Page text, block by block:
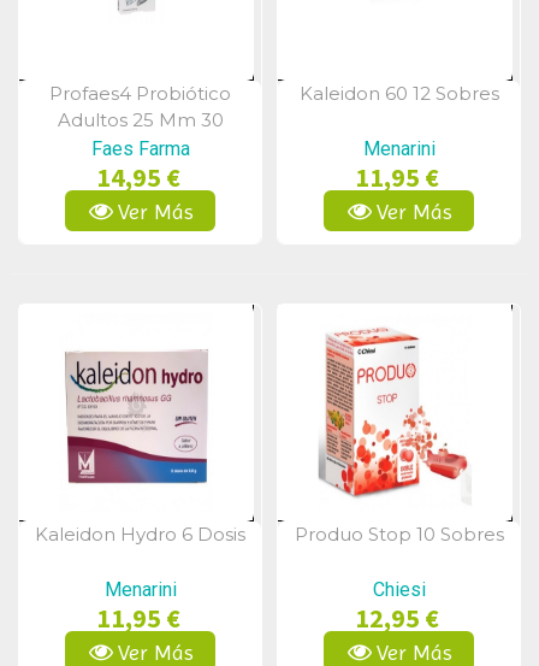
Vista Rápida
Profaes4 Probiótico
Adultos 25 Mm 30
Cápsulas
Faes Farma
14,95 €
Ver Más
Vista Rápida
Kaleidon 60 12 Sobres
Menarini
11,95 €
Ver Más
Vista Rápida
Kaleidon Hydro 6 Dosis
Menarini
11,95 €
Ver Más
Vista Rápida
Produo Stop 10 Sobres
Chiesi
12,95 €
Ver Más